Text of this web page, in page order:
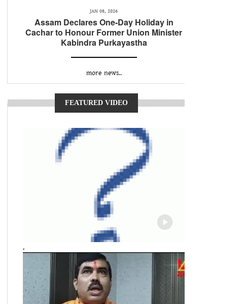
JAN 08, 2026
Assam Declares One-Day Holiday in
Cachar to Honour Former Union Minister
Kabindra Purkayastha
more news..
FEATURED VIDEO
,